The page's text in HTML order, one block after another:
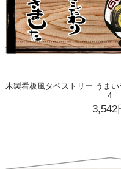
木製看板風タペストリー うま
4
3,542